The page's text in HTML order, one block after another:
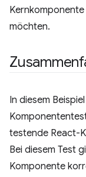
möchten.
In diesem
testende React-
Bei diesem Test
Komponente